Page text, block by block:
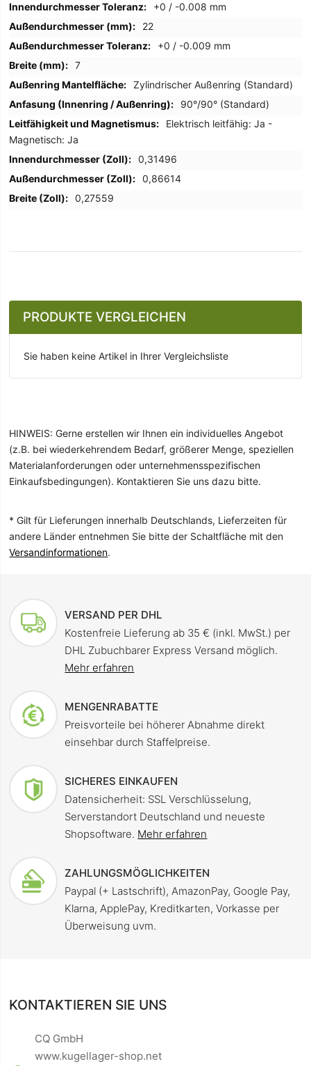
+0 / -0.008 mm
22
+0 / -0.009 mm
7
Zylindrischer Außenring (Standard)
90°/90° (Standard)
Elektrisch leitfähig: Ja -
Magnetisch: Ja
0,31496
0,86614
0,27559
PRODUKTE VERGLEICHEN
Sie haben keine Artikel in Ihrer Vergleichsliste
HINWEIS: Gerne erstellen wir Ihnen ein individuelles Angebot
(z.B. bei wiederkehrendem Bedarf, größerer Menge, speziellen
Materialanforderungen oder unternehmensspezifischen
Einkaufsbedingungen). Kontaktieren Sie uns dazu bitte.
* Gilt für Lieferungen innerhalb Deutschlands, Lieferzeiten für
andere Länder entnehmen Sie bitte der Schaltfläche mit den
Versandinformationen.
VERSAND PER DHL
Kostenfreie Lieferung ab 35 € (inkl. MwSt.) per
DHL Zubuchbarer Express Versand möglich.
Mehr erfahren
MENGENRABATTE
Preisvorteile bei höherer Abnahme direkt
einsehbar durch Staffelpreise.
SICHERES EINKAUFEN
Datensicherheit: SSL Verschlüsselung,
Serverstandort Deutschland und neueste
Shopsoftware. Mehr erfahren
ZAHLUNGSMÖGLICHKEITEN
Paypal (+ Lastschrift), AmazonPay, Google Pay,
Klarna, ApplePay, Kreditkarten, Vorkasse per
Überweisung uvm.
KONTAKTIEREN SIE UNS
CQ GmbH
www.kugellager-shop.net